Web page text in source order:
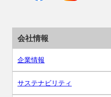
会社情報
企業情報
サステナビリティ